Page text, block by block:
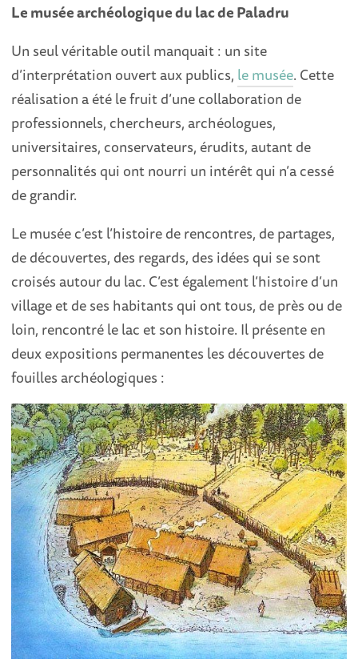
Le musée archéologique du lac de Paladru
Un seul véritable outil manquait : un site
d’interprétation ouvert aux publics, le musée. Cette
réalisation a été le fruit d’une collaboration de
professionnels, chercheurs, archéologues,
universitaires, conservateurs, érudits, autant de
personnalités qui ont nourri un intérêt qui n’a cessé
de grandir.
Le musée c’est l’histoire de rencontres, de partages,
de découvertes, des regards, des idées qui se sont
croisés autour du lac. C’est également l’histoire d’un
village et de ses habitants qui ont tous, de près ou de
loin, rencontré le lac et son histoire. Il présente en
deux expositions permanentes les découvertes de
fouilles archéologiques :